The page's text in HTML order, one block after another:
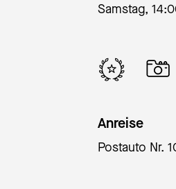
Samstag,
Anreise
Postauto Nr.